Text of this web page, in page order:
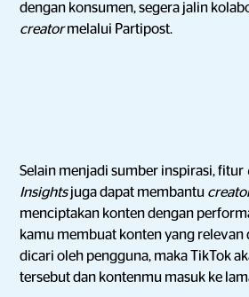
dengan konsumen, segera jalin
creatormelalui Partipost.
Selain menjadi sumber inspirasi, fitur
Insightsjuga dapat membantu
menciptakan konten dengan
kamu membuat konten yang relevan
dicari oleh pengguna, maka TikTok
tersebut dan kontenmu masuk ke